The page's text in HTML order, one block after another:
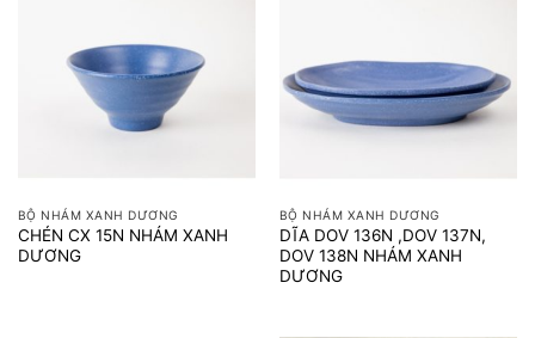
BỘ NHÁM XANH DƯƠNG
CHÉN CX 15N NHÁM XANH
DƯƠNG
BỘ NHÁM XANH DƯƠNG
DĨA DOV 136N ,DOV 137N,
DOV 138N NHÁM XANH
DƯƠNG